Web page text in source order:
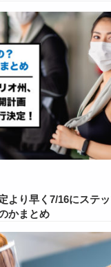
より早く7/16にステ
かまとめ